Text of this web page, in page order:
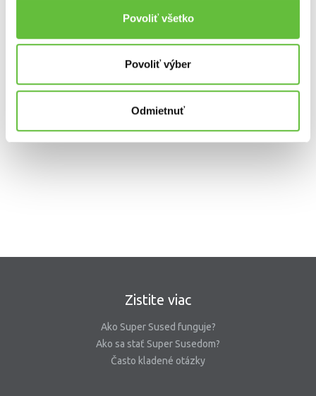
Povoliť všetko
Povoliť výber
Odmietnuť
Zistite viac
Ako Super Sused funguje?
Ako sa stať Super Susedom?
Často kladené otázky